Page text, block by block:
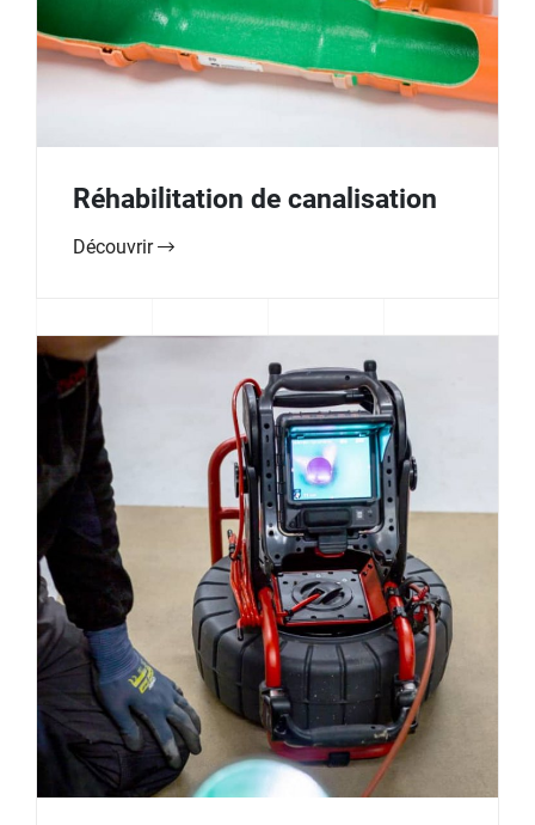
Réhabilitation de canalisation
Découvrir